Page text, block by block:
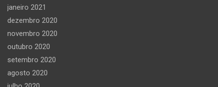
janeiro 2021
dezembro 2020
novembro 2020
outubro 2020
setembro 2020
agosto 2020